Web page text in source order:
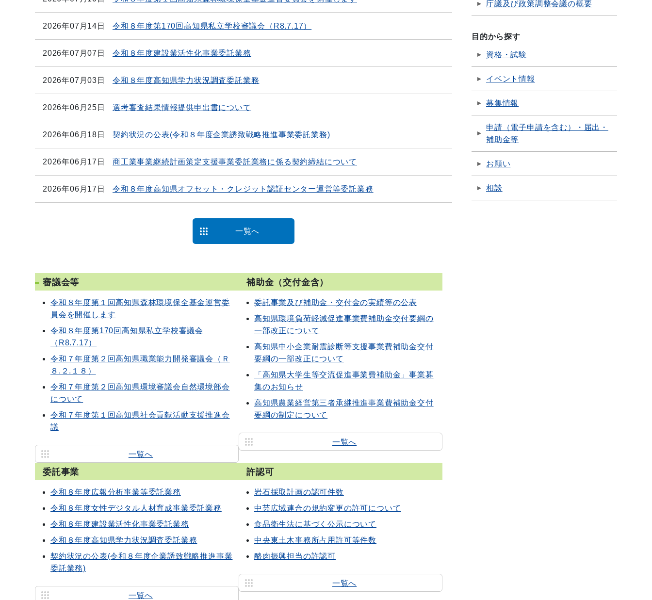
2026年07月14日 令和８年度第170回高知県私立学校審議会（R8.7.17）
2026年07月07日 令和８年度建設業活性化事業委託業務
2026年07月03日 令和８年度高知県学力状況調査委託業務
2026年06月25日 選考審査結果情報提供申出書について
2026年06月18日 契約状況の公表(令和８年度企業誘致戦略推進事業委託業務)
2026年06月17日 商工業事業継続計画策定支援事業委託業務に係る契約締結について
2026年06月17日 令和８年度高知県オフセット・クレジット認証センター運営等委託業務
一覧へ
審議会等
令和８年度第１回高知県森林環境保全基金運営委
員会を開催します
令和８年度第170回高知県私立学校審議会
（R8.7.17）
令和７年度第２回高知県職業能力開発審議会（Ｒ
８.２.１８）
令和７年度第２回高知県環境審議会自然環境部会
について
令和７年度第１回高知県社会貢献活動支援推進会
議
一覧へ
補助金（交付金含）
委託事業及び補助金・交付金の実績等の公表
高知県環境負荷軽減促進事業費補助金交付要綱の
一部改正について
高知県中小企業耐震診断等支援事業費補助金交付
要綱の一部改正について
「高知県大学生等交流促進事業費補助金」事業募
集のお知らせ
高知県農業経営第三者承継推進事業費補助金交付
要綱の制定について
一覧へ
委託事業
令和８年度広報分析事業等委託業務
令和８年度女性デジタル人材育成事業委託業務
令和８年度建設業活性化事業委託業務
令和８年度高知県学力状況調査委託業務
契約状況の公表(令和８年度企業誘致戦略推進事業
委託業務)
一覧へ
許認可
岩石採取計画の認可件数
中芸広域連合の規約変更の許可について
食品衛生法に基づく公示について
中央東土木事務所占用許可等件数
酪肉振興担当の許認可
一覧へ
庁議及び政策調整会議の概要
目的から探す
資格・試験
イベント情報
募集情報
申請（電子申請を含む）・届出・
補助金等
お願い
相談